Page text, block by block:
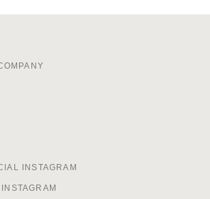
INSTAGRAM